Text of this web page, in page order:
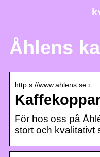
Åhlens
http s://www.ahlens.se ›
För hos oss på
stort och kvalitativt